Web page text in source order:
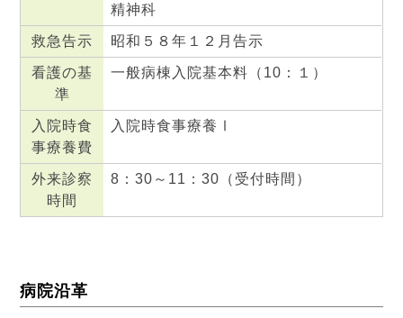
精神科
救急告示 昭和５８年１２月告示
看護の基
準
一般病棟入院基本料（10：１）
入院時食
事療養費
入院時食事療養Ⅰ
外来診察
時間
8：30～11：30（受付時間）
病院沿革